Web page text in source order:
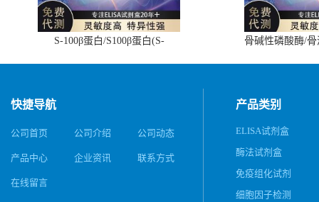
S-100β蛋白/S100β蛋白(S-
骨碱性磷酸酶/
快捷导航
公司首页 公司介绍 公司动态
产品中心 企业资讯 联系方式
在线留言
产品类别
ELISA试剂盒
酶法试剂盒
免疫组化试剂
细胞因子检测